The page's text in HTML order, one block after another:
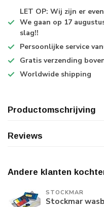
LET OP: Wij zijn er
We gaan op 17
slag!!
Persoonlijke service
Gratis verzending
Worldwide shipping
Productomschrijving
Reviews
Andere klanten
STOCKMAR
Stockmar